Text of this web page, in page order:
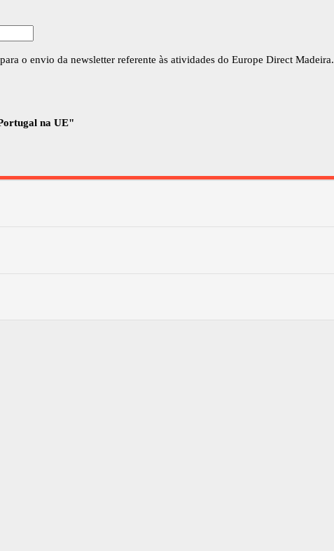
o envio da newsletter referente às atividades do Europe Direct Madeira.
na UE"